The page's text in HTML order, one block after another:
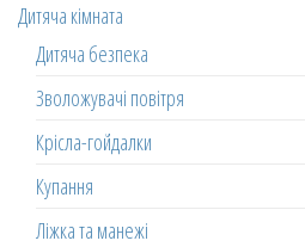
Дитяча кімната
Дитяча безпека
Зволожувачі повітря
Крісла-гойдалки
Купання
Ліжка та манежі